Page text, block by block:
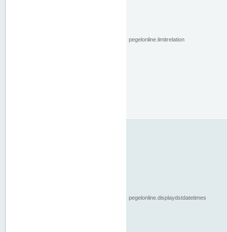
pegelonline.limitrelation
pegelonline.displaydstdatetimes